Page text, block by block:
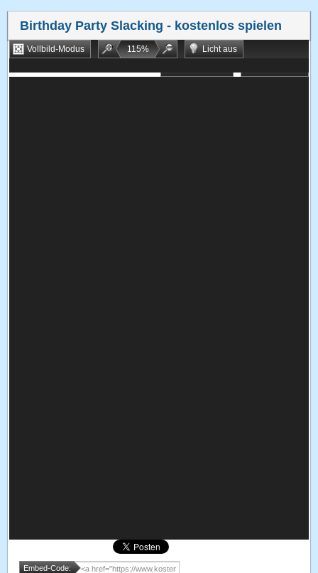
Birthday Party Slacking - kostenlos spielen
Vollbild-Modus 115%
Licht aus
Embed-Code: